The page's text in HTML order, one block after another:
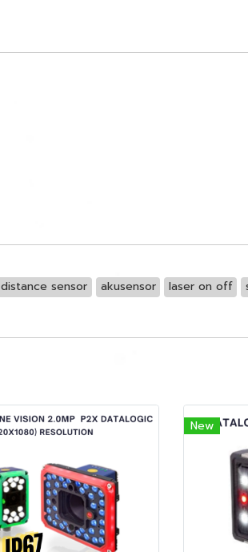
distance sensor akusensor laser on off
New